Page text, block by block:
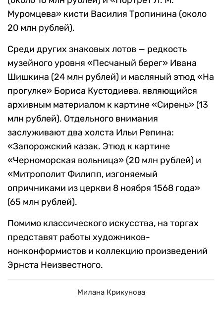
Муромцева» кисти Василия Тропинина (около
20 млн рублей).
Среди других знаковых лотов — редкость
музейного уровня «Песчаный берег» Ивана
Шишкина (24 млн рублей) и масляный этюд «На
прогулке» Бориса Кустодиева, являющийся
архивным материалом к картине «Сирень» (13
млн рублей). Отдельного внимания
заслуживают два холста Ильи Репина:
«Запорожский казак. Этюд к картине
«Черноморская вольница» (20 млн рублей) и
«Митрополит Филипп, изгоняемый
опричниками из церкви 8 ноября 1568 года»
(65 млн рублей).
Помимо классического искусства, на торгах
представят работы художников-
нонконформистов и коллекцию произведений
Эрнста Неизвестного.
Милана Крикунова